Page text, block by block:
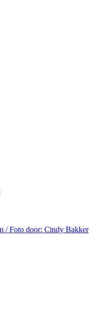
/ Foto door: Cindy Bakker